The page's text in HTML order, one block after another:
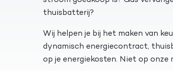
thuisbatterij?
Wij helpen je bij het maken van
dynamisch energiecontract,
op je energiekosten. Niet op onze